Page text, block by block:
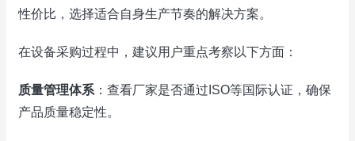
性价比，选择适合自身生产节奏的解决方案。
在设备采购过程中，建议用户重点考察以下方面：
质量管理体系：查看厂家是否通过ISO等国际认证，确保
产品质量稳定性。